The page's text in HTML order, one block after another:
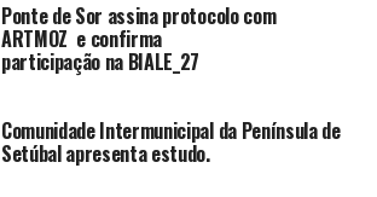
Ponte de Sor assina protocolo com
ARTMOZ e confirma
participação na BIALE_27
Comunidade Intermunicipal da Península de
Setúbal apresenta estudo.